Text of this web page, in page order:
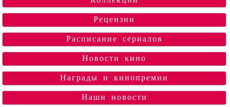
Рецензии
Расписание сериалов
Новости кино
Награды и кинопремии
Наши новости